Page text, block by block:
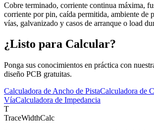
Cobre terminado, corriente continua máxima,
corriente por pin, caída permitida, ambiente de
vías, galvanizado y casos de arranque o load
¿Listo para Calcular?
Ponga sus conocimientos en práctica con
diseño PCB gratuitas.
Calculadora de Ancho de PistaCalculadora de
VíaCalculadora de Impedancia
T
TraceWidthCalc